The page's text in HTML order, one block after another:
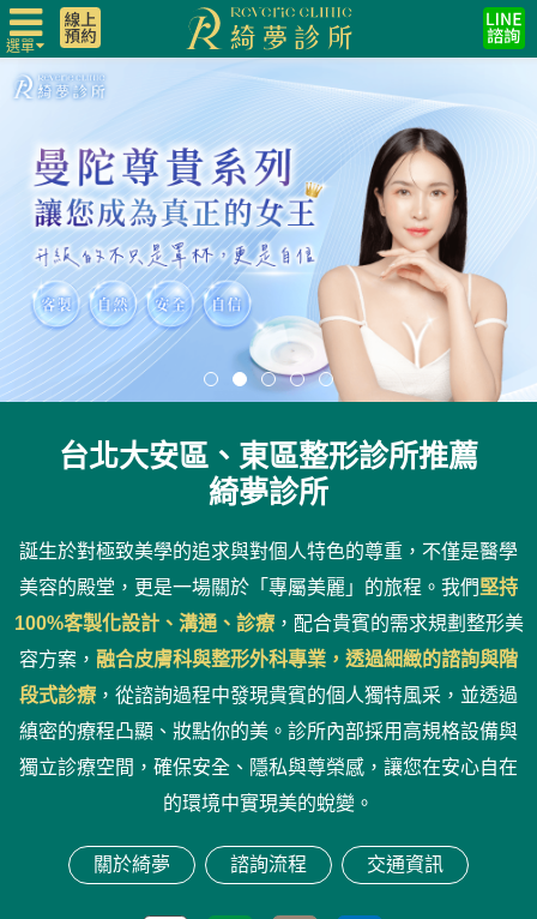
選單
台北大安區、東區整形診所推薦
綺夢診所
誕生於對極致美學的追求與對個人特色的尊重，不僅是醫學
美容的殿堂，更是一場關於「專屬美麗」的旅程。我們堅持
100%客製化設計、溝通、診療，配合貴賓的需求規劃整形美
容方案， 融合皮膚科與整形外科專業，透過細緻的諮詢與階
段式診療 ，從諮詢過程中發現貴賓的個人獨特風采，並透過
縝密的療程凸顯、妝點你的美。診所內部採用高規格設備與
獨立診療空間，確保安全、隱私與尊榮感，讓您在安心自在
的環境中實現美的蛻變。
關於綺夢 諮詢流程 交通資訊